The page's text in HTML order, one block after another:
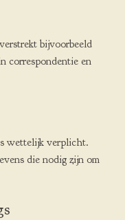
bijvoorbeeld
correspondentie en
wettelijk verplicht.
die nodig zijn om